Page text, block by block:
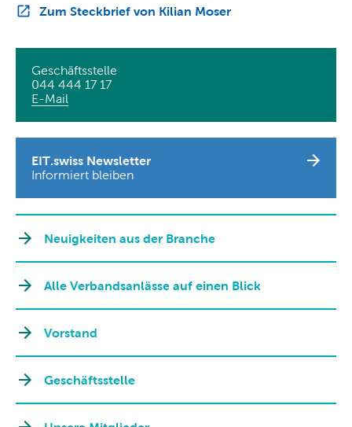
Zum Steckbrief von Kilian Moser
Geschäftsstelle
044 444 17 17
E-Mail
EIT.swiss Newsletter
Informiert bleiben
Neuigkeiten aus der Branche
Alle Verbandsanlässe auf einen Blick
Vorstand
Geschäftsstelle